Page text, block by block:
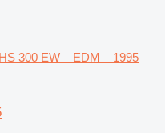
300 EW – EDM – 1995